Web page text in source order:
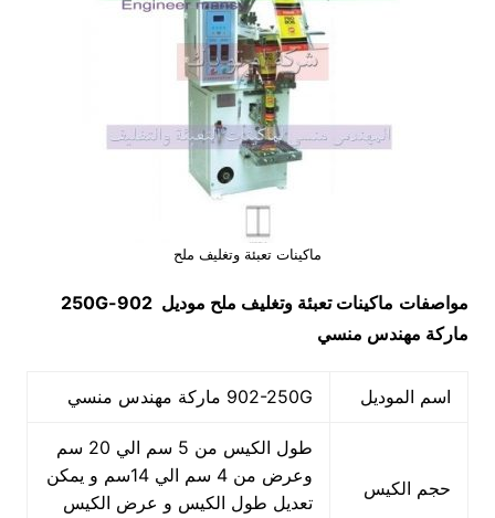
ماكينات تعبئة وتغليف ملح
مواصفات ماكينات تعبئة وتغليف ملح موديل 902-250G
ماركة مهندس منسي
اسم الموديل 902-250G ماركة مهندس منسي
حجم الكيس
طول الكيس من 5 سم الي 20 سم
وعرض من 4 سم الي 14سم و يمكن
تعديل طول الكيس و عرض الكيس